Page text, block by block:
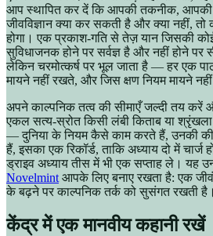
आप स्थापित कर दें कि आपकी तकनीक, आपकी
जीवविज्ञान क्या कर सकती है और क्या नहीं,
होगा। एक प्रकाश-गति से तेज़ यान जिसकी
सुविधाजनक होने पर सर्वज्ञ है और नहीं होने पर
लेकिन चरमोत्कर्ष पर भूल जाता है — हर एक
मायने नहीं रखते, और जिस क्षण नियम मायने
अपने काल्पनिक तत्व की सीमाएँ जल्दी तय करें
एकल सत्य-स्रोत किसी लंबी किताब या श्रृंखला
— दुनिया के नियम कैसे काम करते हैं, उनकी
हैं, इसका एक रिकॉर्ड, ताकि अध्याय दो में चार्ज
ड्राइव अध्याय तीस में भी एक सप्ताह ले। यह
Novelmint आपके लिए बनाए रखता है: एक
के बढ़ने पर काल्पनिक तर्क को सुसंगत रखती है।
केंद्र में एक मानवीय कहानी रखें